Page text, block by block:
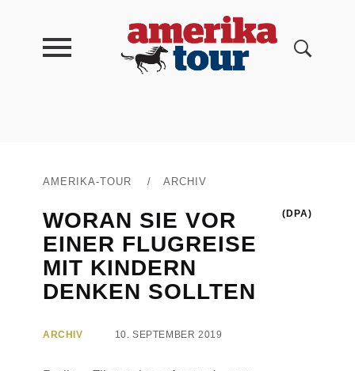
AMERIKA-TOUR / ARCHIV
WORAN SIE VOR
EINER FLUGREISE
MIT KINDERN
DENKEN SOLLTEN
(DPA)
ARCHIV 10. SEPTEMBER 2019